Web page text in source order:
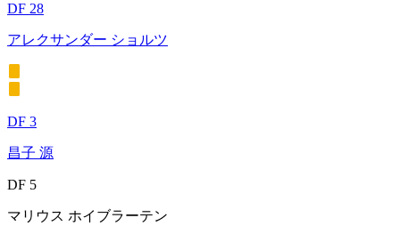
DF 28
アレクサンダー ショルツ
DF 3
昌子 源
DF 5
マリウス ホイブラーテン